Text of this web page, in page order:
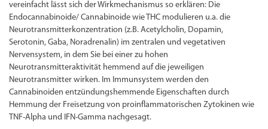
vereinfacht lässt sich der Wirkmechanismus so erklären: Die
Endocannabinoide/ Cannabinoide wie THC modulieren u.a. die
Neurotransmitterkonzentration (z.B. Acetylcholin, Dopamin,
Serotonin, Gaba, Noradrenalin) im zentralen und vegetativen
Nervensystem, in dem Sie bei einer zu hohen
Neurotransmitteraktivität hemmend auf die jeweiligen
Neurotransmitter wirken. Im Immunsystem werden den
Cannabinoiden entzündungshemmende Eigenschaften durch
Hemmung der Freisetzung von proinflammatorischen Zytokinen wie
TNF-Alpha und IFN-Gamma nachgesagt.